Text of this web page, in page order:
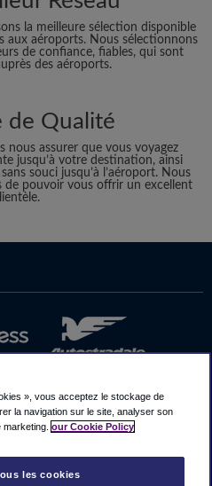
la meilleure sélection disponible
aux aéroports. Nous sélectionnons
de confiance, fiables, qui sont
des aéroports.
de Qualité
nous assurer que vous voyagez
jusqu’à votre destination, ainsi
souci jusqu’à l’aéroport. Nous
de pouvoir vous offrir un excellent
», vous acceptez le stockage de
la navigation sur le site, analyser son
our Cookie Policy
les cookies